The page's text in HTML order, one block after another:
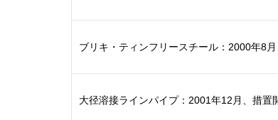
ブリキ・ティンフリースチール：2000年8
大径溶接ラインパイプ：2001年12月、措置